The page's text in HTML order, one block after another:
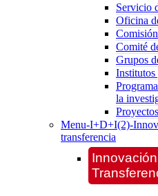
Servicio
Oficina
Comité
Grupos
Institutos
la
Menu-I+D+I(2)-
transferencia